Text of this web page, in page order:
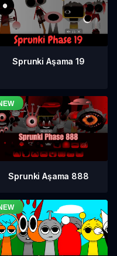
Sprunki Aşama 19
Sprunki Aşama 888